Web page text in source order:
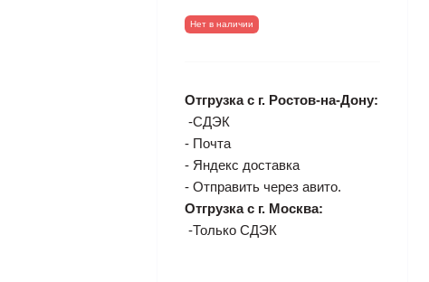
Нет в наличии
Отгрузка с г. Ростов-на-Дону:
-СДЭК
- Почта
- Яндекс доставка
- Отправить через авито.
Отгрузка с г. Москва:
-Только СДЭК